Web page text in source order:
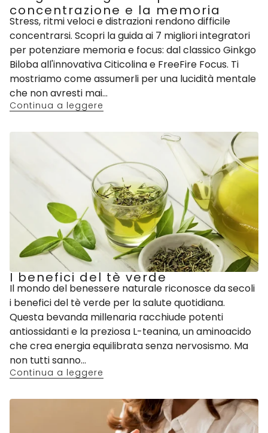
concentrazione e la memoria
Stress, ritmi veloci e distrazioni rendono difficile
concentrarsi. Scopri la guida ai 7 migliori integratori
per potenziare memoria e focus: dal classico Ginkgo
Biloba all'innovativa Citicolina e FreeFire Focus. Ti
mostriamo come assumerli per una lucidità mentale
che non avresti mai...
Continua a leggere
I benefici del tè verde
Il mondo del benessere naturale riconosce da secoli
i benefici del tè verde per la salute quotidiana.
Questa bevanda millenaria racchiude potenti
antiossidanti e la preziosa L-teanina, un aminoacido
che crea energia equilibrata senza nervosismo. Ma
non tutti sanno...
Continua a leggere